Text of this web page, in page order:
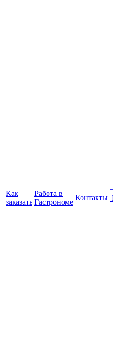
Как
заказать
Работа в
Гастрономе
Контакты